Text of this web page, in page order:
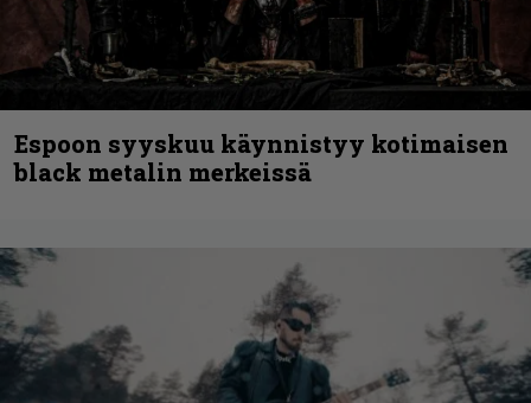
Espoon syyskuu käynnistyy kotimaisen
black metalin merkeissä